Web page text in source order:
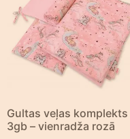
Gultas veļas komplekts
3gb – vienradža rozā